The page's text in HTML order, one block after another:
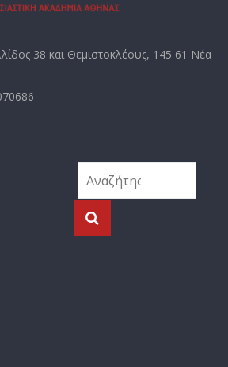
38 και Θεμιστοκλέους, 145 61 Νέα